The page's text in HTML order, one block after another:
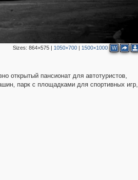
Sizes: 864×575| 1050×700| 1500×1000 W
открытый пансионат для автотуристов,
парк с площадками для спортивных игр,